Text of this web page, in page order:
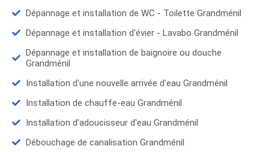
Dépannage et installation de WC - Toilette Grandménil
Dépannage et installation d'évier - Lavabo Grandménil
Dépannage et installation de baignoire ou douche
Grandménil
Installation d'une nouvelle arrivée d'eau Grandménil
Installation de chauffe-eau Grandménil
Installation d’adoucisseur d'eau Grandménil
Débouchage de canalisation Grandménil